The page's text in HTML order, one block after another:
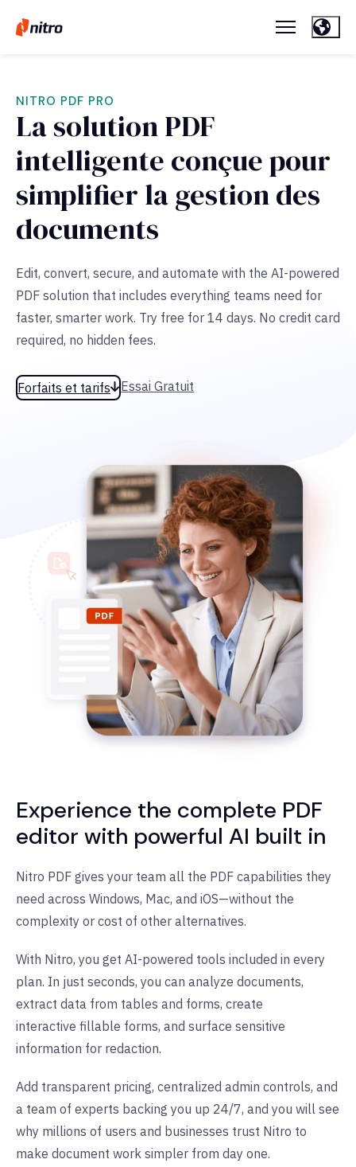
NITRO PDF PRO
La solution PDF
intelligente conçue pour
simplifier la gestion des
documents
Edit, convert, secure, and automate with the AI-powered
PDF solution that includes everything teams need for
faster, smarter work. Try free for 14 days. No credit card
required, no hidden fees.
Forfaits et tarifs Essai Gratuit
Experience the complete PDF
editor with powerful AI built in
Nitro PDF gives your team all the PDF capabilities they
need across Windows, Mac, and iOS—without the
complexity or cost of other alternatives.
With Nitro, you get AI-powered tools included in every
plan. In just seconds, you can analyze documents,
extract data from tables and forms, create
interactive fillable forms, and surface sensitive
information for redaction.
Add transparent pricing, centralized admin controls, and
a team of experts backing you up 24/7, and you will see
why millions of users and businesses trust Nitro to
make document work simpler from day one.